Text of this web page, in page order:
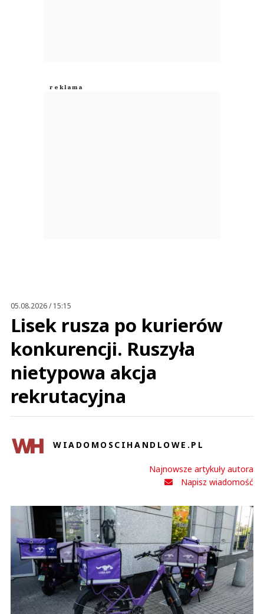
05.08.2026 / 15:15
Lisek rusza po kurierów
konkurencji. Ruszyła
nietypowa akcja
rekrutacyjna
WIADOMOSCIHANDLOWE.PL
Najnowsze artykuły autora
Napisz wiadomość